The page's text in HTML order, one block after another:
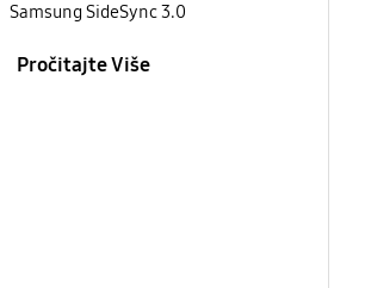
Samsung SideSync 3.0
Pročitajte Više